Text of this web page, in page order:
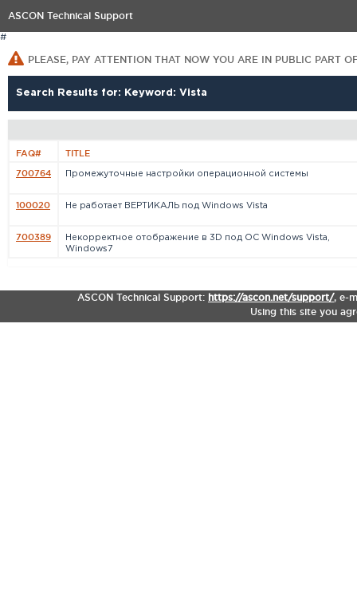
ASCON Technical Support
#
PLEASE, PAY ATTENTION THAT NOW YOU ARE IN PUBLIC PART
Search Results for: Keyword: Vista
FAQ# TITLE
700764 Промежуточные настройки операционной системы
100020 Не работает ВЕРТИКАЛЬ под Windows Vista
700389
Некорректное отображение в 3D под ОС Windows Vista,
Windows7
ASCON Technical Support: https://ascon.net/support/, e-
Using this site you